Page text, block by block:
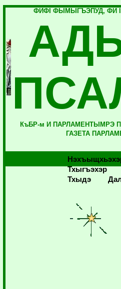
ФИФI ФЫМЫГЪЭПУД, ФИ
КъБР-м И ПАРЛАМЕНТЫМРЭ
ГАЗЕТА
Тхыгъэхэр
Тхыдэ